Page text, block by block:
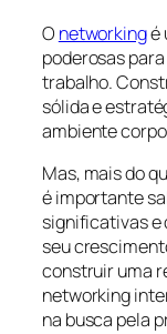
O networkingé
poderosas
trabalho.
sólida e
ambiente
Mas, mais do
é importante
significativas e
seu
construir uma
networking
na busca pela